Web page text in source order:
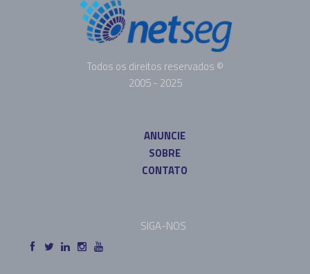
Todos os direitos reservados ©
2005 - 2025
ANUNCIE
SOBRE
CONTATO
SIGA-NOS